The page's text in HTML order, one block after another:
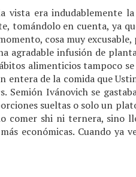
vista era indudablemente
tomándolo en cuenta, ya
cosa muy
agradable infusión de
alimenticios tampoco
de la comida que
Semión Ivánovich se
sueltas o solo un
comer shi ni ternera, sino
económicas. Cuando